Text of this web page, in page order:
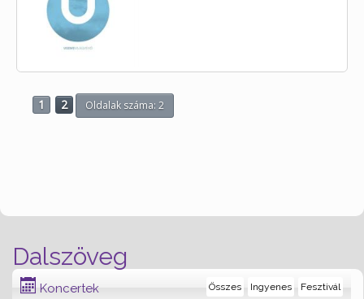
Dalszöveg
Koncertek Fesztivál
Ingyenes
Összes
1 2 Oldalak száma: 2